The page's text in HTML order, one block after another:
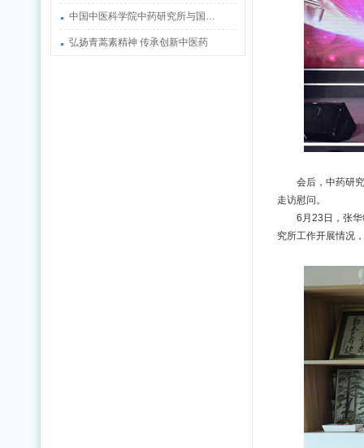
中国中医科学院中药研究所与国…
弘扬青蒿素精神 传承创新中医药
会后，中药研
走访慰问。
6月23日，张
究所工作开展情况